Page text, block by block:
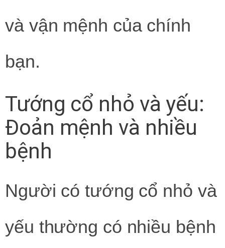
và vận mệnh của chính
bạn.
Tướng cổ nhỏ và yếu:
Đoản mệnh và nhiều
bệnh
Người có tướng cổ nhỏ và
yếu thường có nhiều bệnh